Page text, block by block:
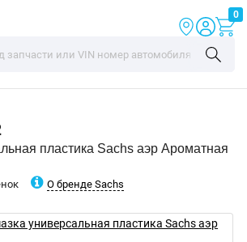
0
пластика Sachs аэр Ароматная
О бренде Sachs